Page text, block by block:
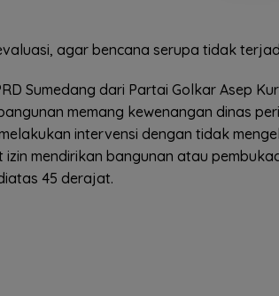
agar bencana serupa tidak
Sumedang dari Partai Golkar Asep
memang kewenangan dinas
intervensi dengan tidak
izin mendirikan bangunan atau
45 derajat.